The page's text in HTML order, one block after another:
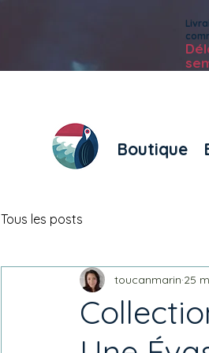
Boutique
Tous les posts
toucanmarin 25